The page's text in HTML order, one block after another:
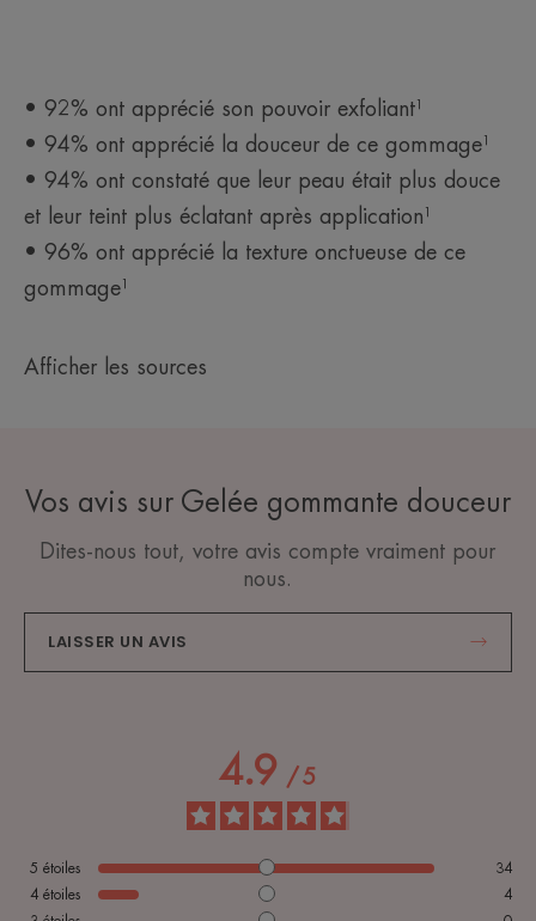
• 92% ont apprécié son pouvoir exfoliant¹
• 94% ont apprécié la douceur de ce gommage¹
• 94% ont constaté que leur peau était plus douce
et leur teint plus éclatant après application¹
• 96% ont apprécié la texture onctueuse de ce
gommage¹
Afficher les sources
Vos avis sur Gelée gommante douceur
Dites-nous tout, votre avis compte vraiment pour
nous.
LAISSER UN AVIS
4.9 /5
5 étoiles
34
4 étoiles
4